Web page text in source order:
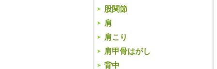
股関節
肩
肩こり
肩甲骨はがし
背中